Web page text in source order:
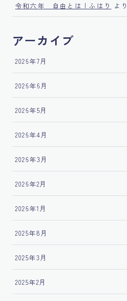
令和六年 自由とは | ふはり より
アーカイブ
2026年7月
2026年6月
2026年5月
2026年4月
2026年3月
2026年2月
2026年1月
2025年8月
2025年3月
2025年2月